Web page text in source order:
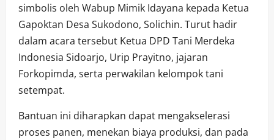
simbolis oleh Wabup Mimik Idayana kepada Ketua
Gapoktan Desa Sukodono, Solichin. Turut hadir
dalam acara tersebut Ketua DPD Tani Merdeka
Indonesia Sidoarjo, Urip Prayitno, jajaran
Forkopimda, serta perwakilan kelompok tani
setempat.
Bantuan ini diharapkan dapat mengakselerasi
proses panen, menekan biaya produksi, dan pada